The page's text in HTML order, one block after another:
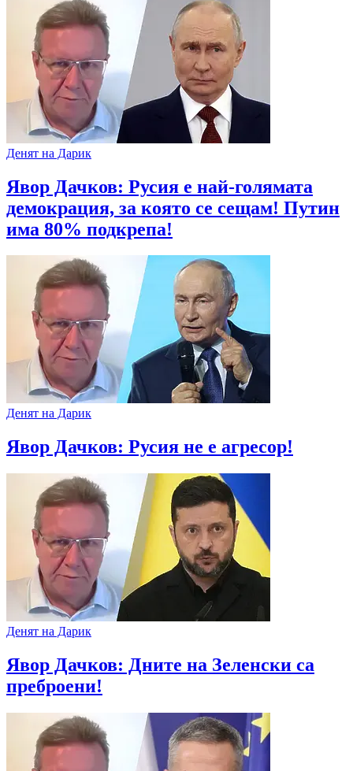
Денят на Дарик
Явор Дачков: Русия е най-голямата
демокрация, за която се сещам! Путин
има 80% подкрепа!
Денят на Дарик
Явор Дачков: Русия не е агресор!
Денят на Дарик
Явор Дачков: Дните на Зеленски са
преброени!